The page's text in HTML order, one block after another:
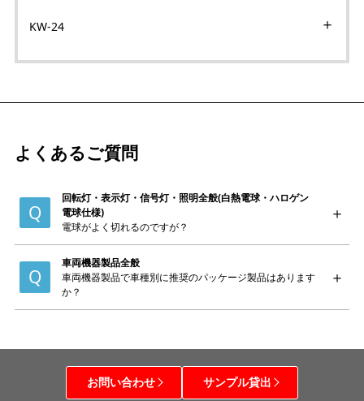
KW-24
よくあるご質問
回転灯・表示灯・信号灯・照明全般(白熱電球・ハロゲン
電球仕様)
電球がよく切れるのですが？
車両機器製品全般
車両機器製品で車種別に推奨のパッケージ製品はあります
か？
お問い合わせ サンプル貸出